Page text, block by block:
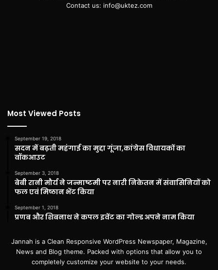
Contact us: info@uktez.com
Most Viewed Posts
September 19, 2018
सदन में बढ़ती महंगाई का मुद्दा गूंजा,कांग्रेस विधायकों का
वॉकआउट
September 3, 2018
बेबी रानी मौर्य ने जन्माष्टमी पर नारी निकेतन में संवासिनियों को
फल एवं मिष्ठान भेंट किया
September 1, 2018
प्रणब और शिबनाथ ने कपल इवेंट का गोल्ड अपने नाम किया
Jannah is a Clean Responsive WordPress Newspaper, Magazine,
News and Blog theme. Packed with options that allow you to
completely customize your website to your needs.